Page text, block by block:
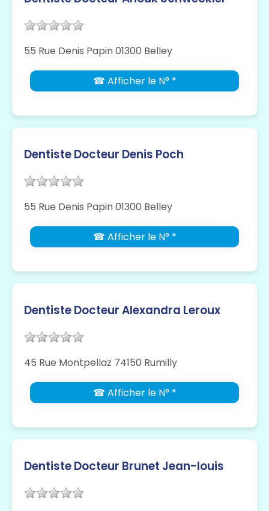
55 Rue Denis Papin 01300 Belley
☎ Afficher le N° *
Dentiste Docteur Denis Poch
55 Rue Denis Papin 01300 Belley
☎ Afficher le N° *
Dentiste Docteur Alexandra Leroux
45 Rue Montpellaz 74150 Rumilly
☎ Afficher le N° *
Dentiste Docteur Brunet Jean-louis